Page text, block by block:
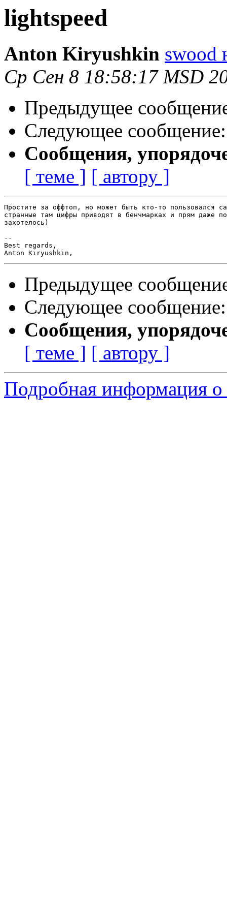
lightspeed
Anton Kiryushkin swood
Ср Сен 8 18:58:17 MSD
Предыдущее
Следующее
Сообщения,
[ теме ] [ автору ]
Простите за оффтоп, но может быть кто-то пользовался
странные там цифры приводят в бенчмарках и прям даже
захотелось)
--
Best regards,
Предыдущее
Следующее
Сообщения,
[ теме ] [ автору ]
Подробная информация